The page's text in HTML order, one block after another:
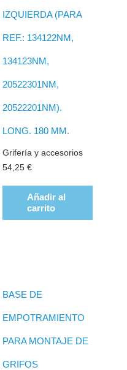
IZQUIERDA (PARA
REF.: 134122NM,
134123NM,
20522301NM,
20522201NM).
LONG. 180 MM.
Grifería y accesorios
54,25 €
Añadir al
carrito
BASE DE
EMPOTRAMIENTO
PARA MONTAJE DE
GRIFOS